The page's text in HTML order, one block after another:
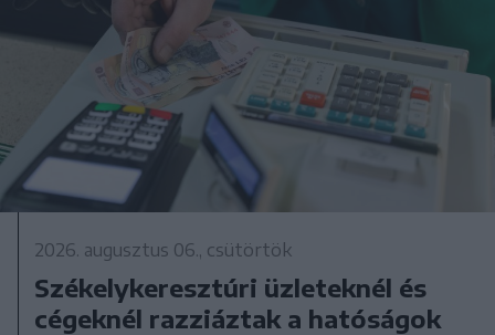
2026. augusztus 06., csütörtök
Székelykeresztúri üzleteknél és
cégeknél razziáztak a hatóságok